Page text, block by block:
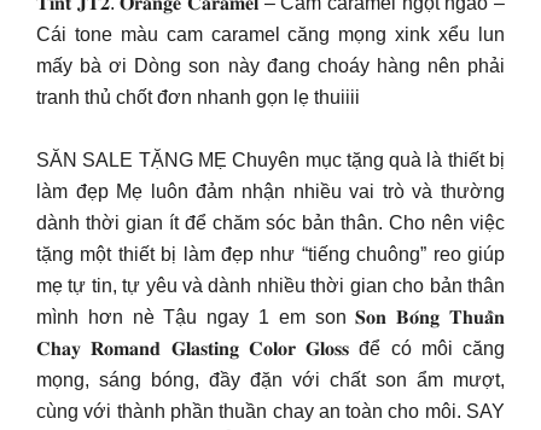
Cái tone màu cam caramel căng mọng xink xểu lun
mấy bà ơi Dòng son này đang choáy hàng nên phải
tranh thủ chốt đơn nhanh gọn lẹ thuiiii
SĂN SALE TẶNG MẸ Chuyên mục tặng quà là thiết bị
làm đẹp Mẹ luôn đảm nhận nhiều vai trò và thường
dành thời gian ít để chăm sóc bản thân. Cho nên việc
tặng một thiết bị làm đẹp như “tiếng chuông” reo giúp
mẹ tự tin, tự yêu và dành nhiều thời gian cho bản thân
mình hơn nè Tậu ngay 1 em son 𝐒𝐨𝐧 𝐁𝐨́𝐧𝐠 𝐓𝐡𝐮𝐚̂̀𝐧
𝐂𝐡𝐚𝐲 𝐑𝐨𝐦𝐚𝐧𝐝 𝐆𝐥𝐚𝐬𝐭𝐢𝐧𝐠 𝐂𝐨𝐥𝐨𝐫 𝐆𝐥𝐨𝐬𝐬 để có môi căng
mọng, sáng bóng, đầy đặn với chất son ẩm mượt,
cùng với thành phần thuần chay an toàn cho môi. SAY